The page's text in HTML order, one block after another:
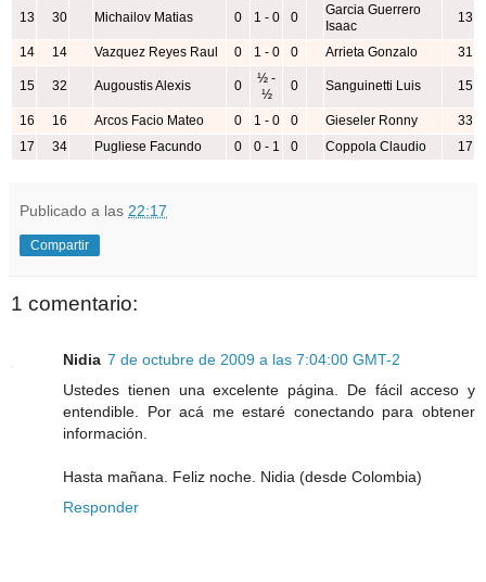
13 30 Michailov Matias 0 1 - 0 0
Garcia Guerrero
Isaac
13
14 14 Vazquez Reyes Raul 0 1 - 0 0 Arrieta Gonzalo 31
15 32 Augoustis Alexis 0
½ -
½
0 Sanguinetti Luis 15
16 16 Arcos Facio Mateo 0 1 - 0 0 Gieseler Ronny
33
17
34 Pugliese Facundo 0 0 - 1 0 Coppola Claudio 17
Publicado a las 22:17
Compartir
1 comentario:
Nidia 7 de octubre de 2009 a las 7:04:00 GMT-2
Ustedes tienen una excelente página. De fácil acceso y
entendible. Por acá me estaré conectando para obtener
información.
Hasta mañana. Feliz noche. Nidia (desde Colombia)
Responder